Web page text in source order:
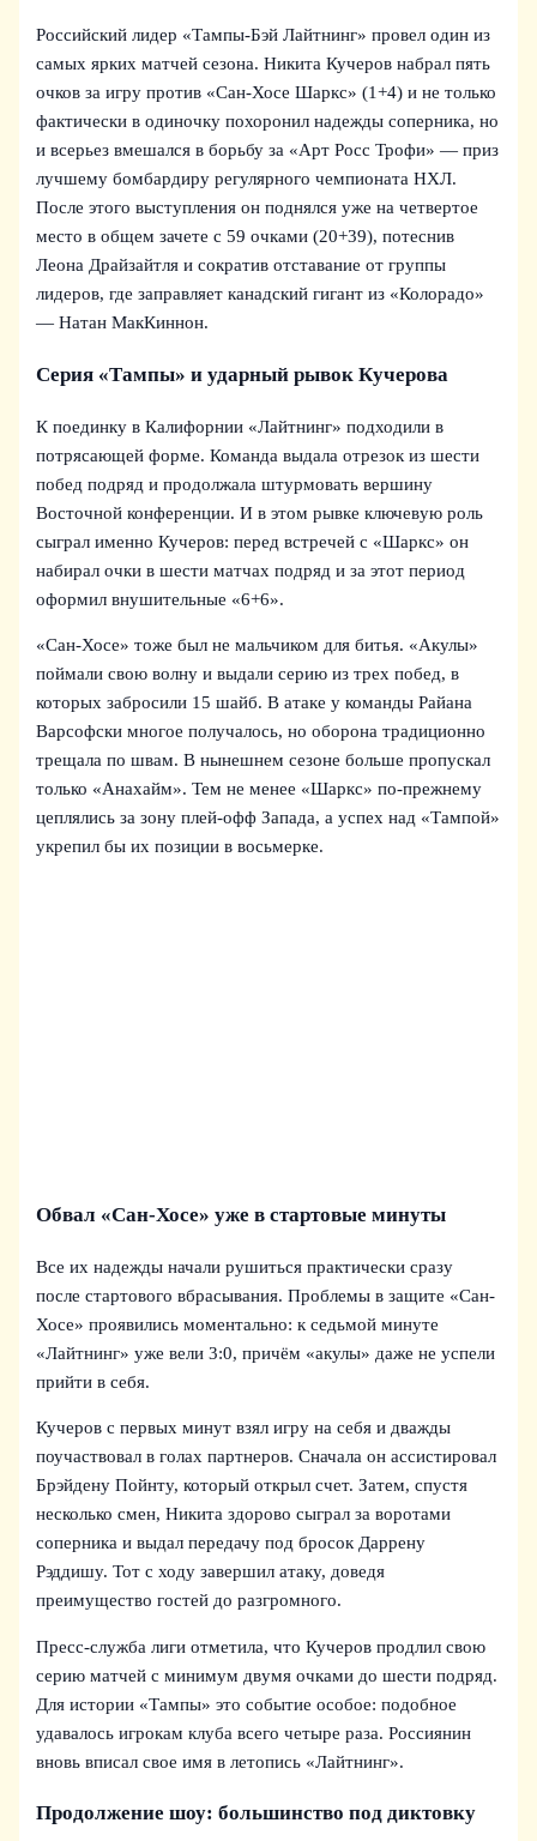
Российский лидер «Тампы-Бэй Лайтнинг» провел один из
самых ярких матчей сезона. Никита Кучеров набрал пять
очков за игру против «Сан-Хосе Шаркс» (1+4) и не только
фактически в одиночку похоронил надежды соперника, но
и всерьез вмешался в борьбу за «Арт Росс Трофи» — приз
лучшему бомбардиру регулярного чемпионата НХЛ.
После этого выступления он поднялся уже на четвертое
место в общем зачете с 59 очками (20+39), потеснив
Леона Драйзайтля и сократив отставание от группы
лидеров, где заправляет канадский гигант из «Колорадо»
— Натан МакКиннон.
Серия «Тампы» и ударный рывок Кучерова
К поединку в Калифорнии «Лайтнинг» подходили в
потрясающей форме. Команда выдала отрезок из шести
побед подряд и продолжала штурмовать вершину
Восточной конференции. И в этом рывке ключевую роль
сыграл именно Кучеров: перед встречей с «Шаркс» он
набирал очки в шести матчах подряд и за этот период
оформил внушительные «6+6».
«Сан-Хосе» тоже был не мальчиком для битья. «Акулы»
поймали свою волну и выдали серию из трех побед, в
которых забросили 15 шайб. В атаке у команды Райана
Варсофски многое получалось, но оборона традиционно
трещала по швам. В нынешнем сезоне больше пропускал
только «Анахайм». Тем не менее «Шаркс» по-прежнему
цеплялись за зону плей-офф Запада, а успех над «Тампой»
укрепил бы их позиции в восьмерке.
Обвал «Сан-Хосе» уже в стартовые минуты
Все их надежды начали рушиться практически сразу
после стартового вбрасывания. Проблемы в защите «Сан-
Хосе» проявились моментально: к седьмой минуте
«Лайтнинг» уже вели 3:0, причём «акулы» даже не успели
прийти в себя.
Кучеров с первых минут взял игру на себя и дважды
поучаствовал в голах партнеров. Сначала он ассистировал
Брэйдену Пойнту, который открыл счет. Затем, спустя
несколько смен, Никита здорово сыграл за воротами
соперника и выдал передачу под бросок Даррену
Рэддишу. Тот с ходу завершил атаку, доведя
преимущество гостей до разгромного.
Пресс-служба лиги отметила, что Кучеров продлил свою
серию матчей с минимум двумя очками до шести подряд.
Для истории «Тампы» это событие особое: подобное
удавалось игрокам клуба всего четыре раза. Россиянин
вновь вписал свое имя в летопись «Лайтнинг».
Продолжение шоу: большинство под диктовку